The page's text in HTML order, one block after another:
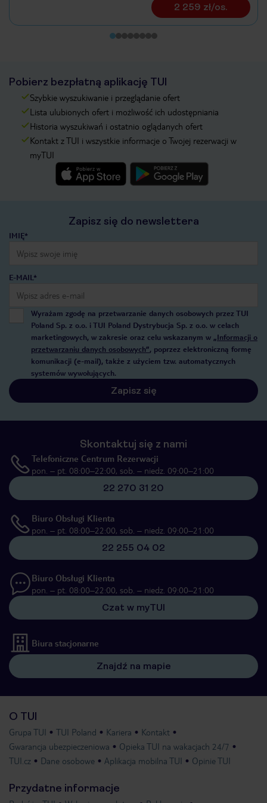
2 259 zł/os.
Pobierz bezpłatną aplikację TUI
Szybkie wyszukiwanie i przeglądanie ofert
Lista ulubionych ofert i możliwość ich udostępniania
Historia wyszukiwań i ostatnio oglądanych ofert
Kontakt z TUI i wszystkie informacje o Twojej rezerwacji w
myTUI
Zapisz się do newslettera
IMIĘ*
E-MAIL*
Wyrażam zgodę na przetwarzanie danych osobowych przez TUI
Poland Sp. z o.o. i TUI Poland Dystrybucja Sp. z o.o. w celach
marketingowych, w zakresie oraz celu wskazanym w „Informacji o
przetwarzaniu danych osobowych”, poprzez elektroniczną formę
komunikacji (e-mail), także z użyciem tzw. automatycznych
systemów wywołujących.
Zapisz się
Skontaktuj się z nami
Telefoniczne Centrum Rezerwacji
pon. – pt. 08:00–22:00, sob. – niedz. 09:00–21:00
22 270 31 20
Biuro Obsługi Klienta
pon. – pt. 08:00–22:00, sob. – niedz. 09:00–21:00
22 255 04 02
Biuro Obsługi Klienta
pon. – pt. 08:00–22:00, sob. – niedz. 09:00–21:00
Czat w myTUI
Biura stacjonarne
Znajdź na mapie
O TUI
Grupa TUI TUI Poland Kariera
Kontakt
Gwarancja ubezpieczeniowa
Opieka TUI na wakacjach 24/7
TUI.cz
Dane osobowe Aplikacja mobilna TUI Opinie TUI
Przydatne informacje